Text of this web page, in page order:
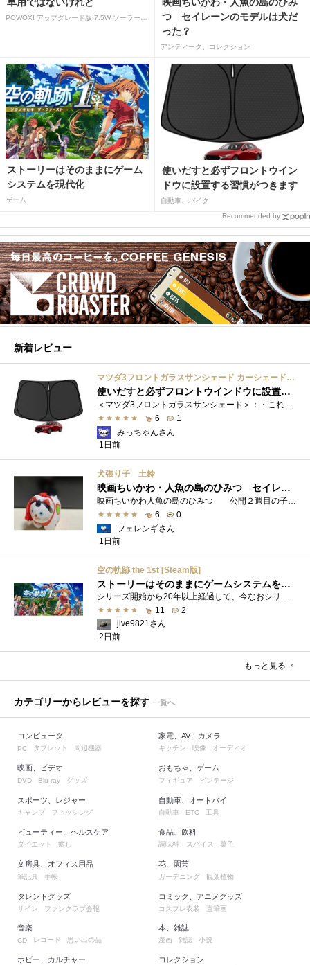
映画ちいかわ・人魚の島のひみ
つ セイレーンのモデルは犬だ
った？
アンティーク、コレクション
ストーリーはそのままにゲーム
システムを現代化
ゲーム
使いだすと必ずフロントウイン
ドウに設置する習慣がつきます
自動車、バイク
Recommended by
新着レビュー
マツダ3フロントガラスサンシェード カーシェード 車用 フロントウィンドウさんしえーど 遮光 断熱 カスタムパーツ 車種専用設計 折り畳み式 取付簡単 収納袋付き
使いだすと必ずフロントウインドウに設置する習慣がつきます
＜マツダ3フロントガラスサンシェード＞：・これまで使用していたサンシェードでも使用できるのですが、車内に蛇腹に畳んだサンシェード は�...
6
1
みっちゃんさん
1日前
犬張り子 土鈴
映画ちいかわ・人魚の島のひみつ セイレーンのモデルは犬だった？
映画ちいかわ人魚の島のひみつ 公開２週目の子どもさんの来場が制限されているレイトショーでも満席でしたし新たにボンドロシールの来場�...
6
0
フェレンギさん
1日前
空の軌跡 the 1st [Steam版]
ストーリーはそのままにゲームシステムを現代化
シリーズ開始から20年以上経過して、今なおシリーズの完結が見えてこない日本ファルコムのストーリーRPG、「英雄伝説軌跡シリーズ」。シリーズ...
11
2
jive9821さん
2日前
もっと見る
カテゴリーからレビューを探す 一覧へ
コンピュータ
PC タブレット 周辺機器
映画、ビデオ
DVD Blu-ray グッズ
スポーツ、レジャー
キャンプ フィッシング
ビューティー、ヘルスケア
ダイエット 癒し
文房具、オフィス用品
筆記具 手帳
タレントグッズ
サイン ファンクラブ会報
家電、AV、カメラ
キッチン 映像 オーディオ
おもちゃ、ゲーム
フィギュア ビンテージ
自動車、オートバイ
自動車 ETC 工具
食品、飲料
調味料、スパイス 菓子
花、園芸
ガーデニング 観葉植物
コミック、アニメグッズ
コスプレ衣装 直筆画
音楽
CD レコード 思い出の品
ホビー、カルチャー
本、雑誌
漫画 雑誌 小説
コレクション